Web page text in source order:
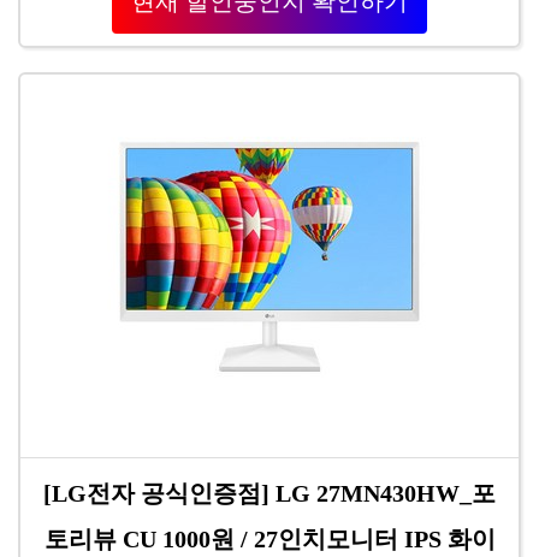
[LG전자 공식인증점] LG 27MN430HW_포
토리뷰 CU 1000원 / 27인치모니터 IPS 화이